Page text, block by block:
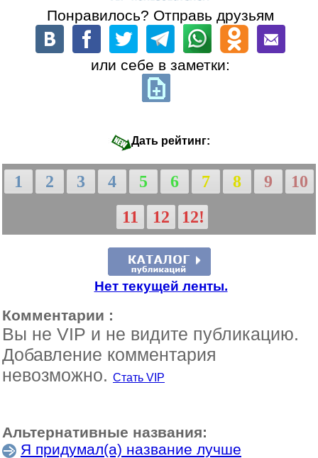
Понравилось? Отправь друзьям
или себе в заметки:
Дать рейтинг:
1 2 3 4 5 6 7 8 9
10
11
12 12!
Нет текущей ленты.
Комментарии :
Вы не VIP и не видите публикацию.
Добавление комментария
невозможно. Стать VIP
Альтернативные названия:
Я придумал(а) название лучше